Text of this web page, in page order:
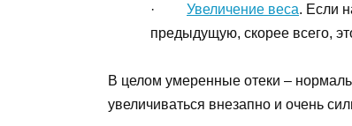
· Увеличение веса. Если
предыдущую, скорее всего,
В целом умеренные отеки –
увеличиваться внезапно и очень